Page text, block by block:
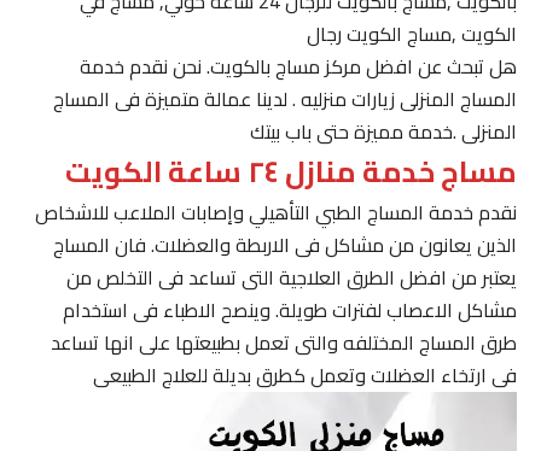
الكويت ,مساج الكويت رجال
هل تبحث عن افضل مركز مساج بالكويت. نحن نقدم خدمة
المساج المنزلى زيارات منزليه . لدينا عمالة متميزة فى المساج
المنزلى .خدمة مميزة حتى باب بيتك
مساج خدمة منازل ٢٤ ساعة الكويت
نقدم خدمة المساج الطبي التأهيلي وإصابات الملاعب للاشخاص
الذين يعانون من مشاكل فى الاربطة والعضلات. فان المساج
يعتبر من افضل الطرق العلاجية التى تساعد فى التخلص من
مشاكل الاعصاب لفترات طويلة. وينصح الاطباء فى استخدام
طرق المساج المختلفه والتى تعمل بطبيعتها على انها تساعد
فى ارتخاء العضلات وتعمل كطرق بديلة للعلاج الطبيعى